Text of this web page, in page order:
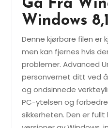
Gå Fra
Windows 8,1
Denne kjørbare filen
men kan fjernes hvis
problemer. Advanced
personvernet ditt ved
og ondsinnede
PC-ytelsen og
sikkerheten. Den er